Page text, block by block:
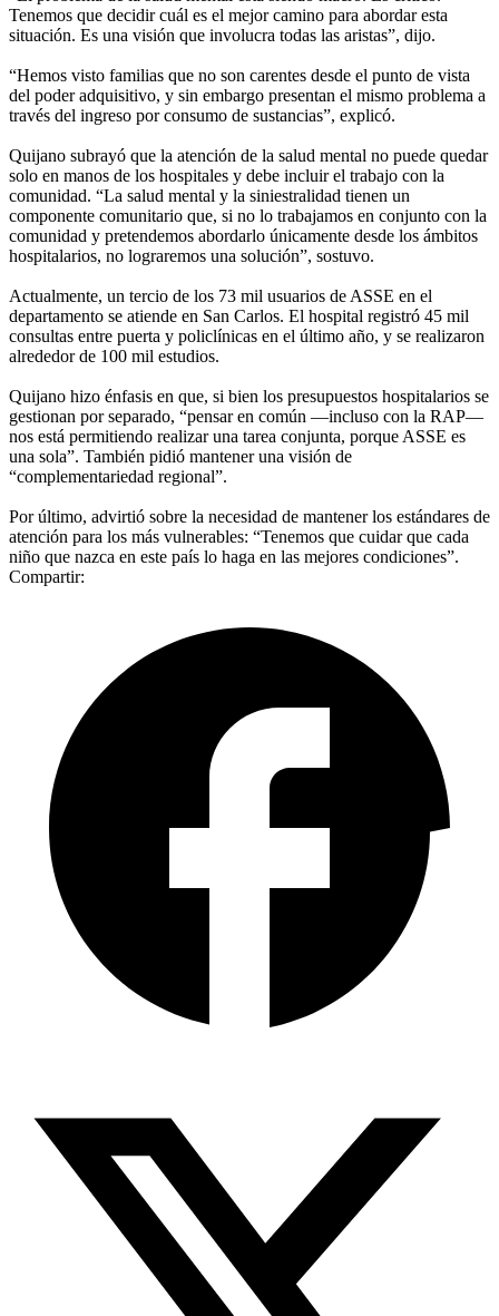
Tenemos que decidir cuál es el mejor camino para abordar esta
situación. Es una visión que involucra todas las aristas”, dijo.
“Hemos visto familias que no son carentes desde el punto de vista
del poder adquisitivo, y sin embargo presentan el mismo problema a
través del ingreso por consumo de sustancias”, explicó.
Quijano subrayó que la atención de la salud mental no puede quedar
solo en manos de los hospitales y debe incluir el trabajo con la
comunidad. “La salud mental y la siniestralidad tienen un
componente comunitario que, si no lo trabajamos en conjunto con la
comunidad y pretendemos abordarlo únicamente desde los ámbitos
hospitalarios, no lograremos una solución”, sostuvo.
Actualmente, un tercio de los 73 mil usuarios de ASSE en el
departamento se atiende en San Carlos. El hospital registró 45 mil
consultas entre puerta y policlínicas en el último año, y se realizaron
alrededor de 100 mil estudios.
Quijano hizo énfasis en que, si bien los presupuestos hospitalarios se
gestionan por separado, “pensar en común —incluso con la RAP—
nos está permitiendo realizar una tarea conjunta, porque ASSE es
una sola”. También pidió mantener una visión de
“complementariedad regional”.
Por último, advirtió sobre la necesidad de mantener los estándares de
atención para los más vulnerables: “Tenemos que cuidar que cada
niño que nazca en este país lo haga en las mejores condiciones”.
Compartir: